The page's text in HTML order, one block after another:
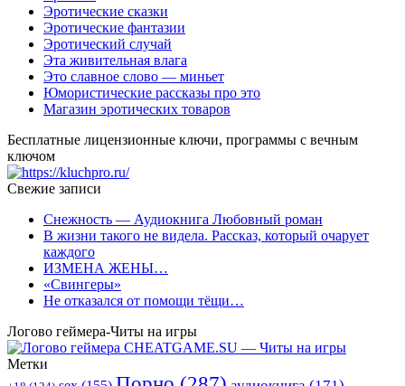
Эротические сказки
Эротические фантазии
Эротический случай
Эта живительная влага
Это славное слово — миньет
Юмористические рассказы про это
Магазин эротических товаров
Бесплатные лицензионные ключи, программы с вечным
ключом
Свежие записи
Снежность — Аудиокнига Любовный роман
В жизни такого не видела. Рассказ, который очарует
каждого
ИЗМЕНА ЖЕНЫ…
«Свингеры»
Не отказался от помощи тёщи…
Логово геймера-Читы на игры
Метки